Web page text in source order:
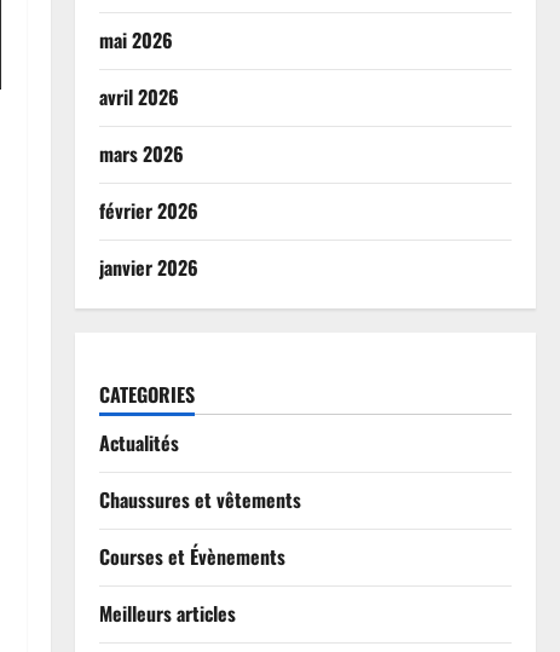
mai 2026
avril 2026
mars 2026
février 2026
janvier 2026
CATEGORIES
Actualités
Chaussures et vêtements
Courses et Évènements
Meilleurs articles